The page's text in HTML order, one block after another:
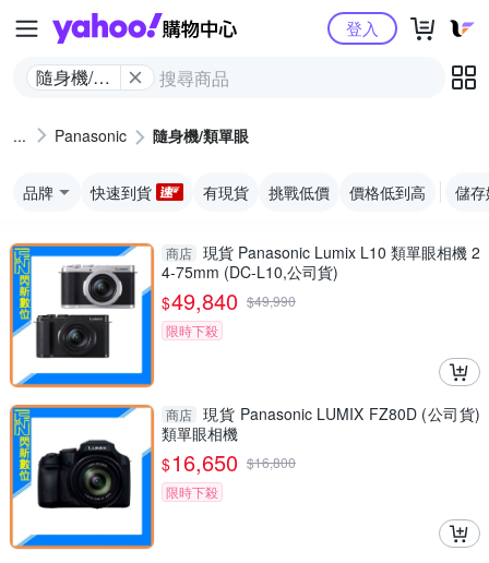
Yahoo購物中心
隨身機/類
登入
Panasonic 隨身機/類單眼
品牌 快速到貨 有現貨 挑戰低價 價格低到高 儲
商店 現貨 Panasonic Lumix L10 類單眼相機 2
4-75mm (DC-L10,公司貨)
$49,840 $49,990
限時下殺
商店 現貨 Panasonic LUMIX FZ80D (公司貨)
類單眼相機
$16,650 $16,800
限時下殺